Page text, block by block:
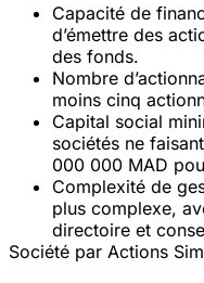
Capacité de
d’émettre des
des fonds.
Nombre
moins cinq
Capital social
sociétés ne
000 000 MAD
Complexité de
plus complexe,
directoire et
Société par Actions